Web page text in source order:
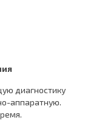
диагностику
аппаратную.